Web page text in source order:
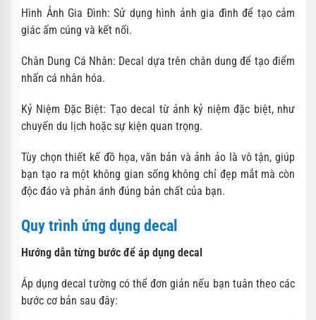
Hình Ảnh Gia Đình: Sử dụng hình ảnh gia đình để tạo cảm
giác ấm cúng và kết nối.
Chân Dung Cá Nhân: Decal dựa trên chân dung để tạo điểm
nhấn cá nhân hóa.
Kỷ Niệm Đặc Biệt: Tạo decal từ ảnh kỷ niệm đặc biệt, như
chuyến du lịch hoặc sự kiện quan trọng.
Tùy chọn thiết kế đồ họa, văn bản và ảnh ảo là vô tận, giúp
bạn tạo ra một không gian sống không chỉ đẹp mắt mà còn
độc đáo và phản ánh đúng bản chất của bạn.
Quy trình ứng dụng decal
Hướng dẫn từng bước để áp dụng decal
Áp dụng decal tường có thể đơn giản nếu bạn tuân theo các
bước cơ bản sau đây: